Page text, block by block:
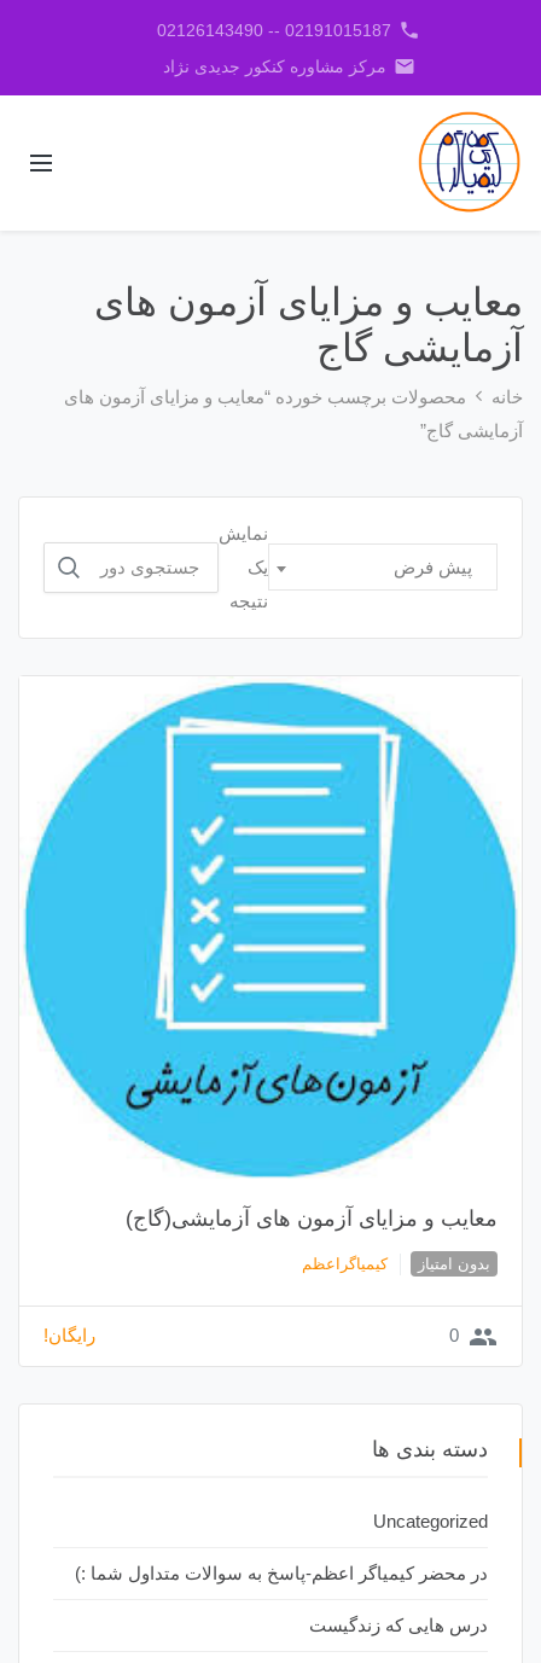
phone
02191015187 -- 02126143490
email مرکز مشاوره کنکور جدیدی نژاد
معایب و مزایای آزمون های
آزمایشی گاج
خانه
محصولات برچسب خورده “معایب و مزایای آزمون های
آزمایشی گاج”
پیش فرض
نمایش
یک
نتیجه برای:
معایب و مزایای آزمون های آزمایشی(گاج)
بدون امتیاز کیمیاگراعظم
group
0 رایگان!
دسته بندی ها
Uncategorized
در محضر کیمیاگر اعظم-پاسخ به سوالات متداول شما :)
درس هایی که زندگیست